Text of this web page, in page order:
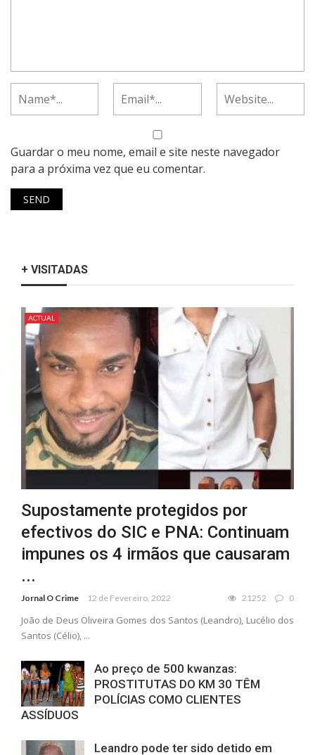
Guardar o meu nome, email e site neste navegador
para a próxima vez que eu comentar.
+ VISITADAS
ACTUAL
Supostamente protegidos por
efectivos do SIC e PNA: Continuam
impunes os 4 irmãos que causaram
...
Jornal O Crime 12 de Fevereiro, 2022 21252 0
João de Deus Oliveira Gomes dos Santos (Leandro), Lucélio dos
Santos (Célio), ...
Ao preço de 500 kwanzas:
PROSTITUTAS DO KM 30 TÊM
POLÍCIAS COMO CLIENTES
ASSÍDUOS
Leandro pode ter sido detido em